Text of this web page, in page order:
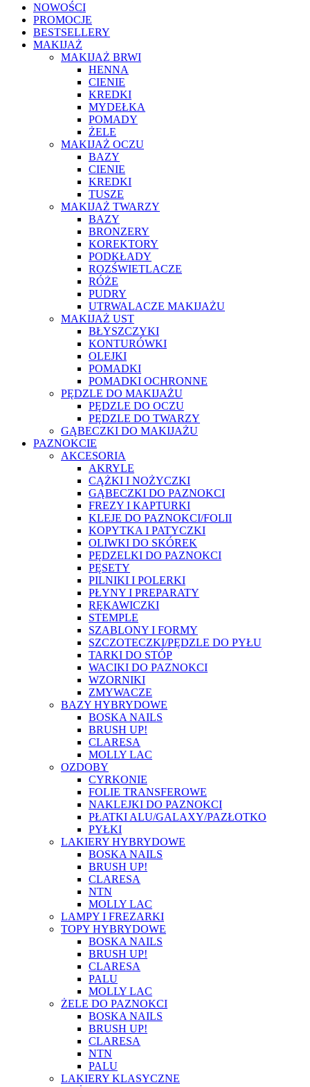
NOWOŚCI
PROMOCJE
BESTSELLERY
MAKIJAŻ
MAKIJAŻ BRWI
HENNA
CIENIE
KREDKI
MYDEŁKA
POMADY
ŻELE
MAKIJAŻ OCZU
BAZY
CIENIE
KREDKI
TUSZE
MAKIJAŻ TWARZY
BAZY
BRONZERY
KOREKTORY
PODKŁADY
ROZŚWIETLACZE
RÓŻE
PUDRY
UTRWALACZE MAKIJAŻU
MAKIJAŻ UST
BŁYSZCZYKI
KONTURÓWKI
OLEJKI
POMADKI
POMADKI OCHRONNE
PĘDZLE DO MAKIJAŻU
PĘDZLE DO OCZU
PĘDZLE DO TWARZY
GĄBECZKI DO MAKIJAŻU
PAZNOKCIE
AKCESORIA
AKRYLE
CĄŻKI I NOŻYCZKI
GĄBECZKI DO PAZNOKCI
FREZY I KAPTURKI
KLEJE DO PAZNOKCI/FOLII
KOPYTKA I PATYCZKI
OLIWKI DO SKÓREK
PĘDZELKI DO PAZNOKCI
PĘSETY
PILNIKI I POLERKI
PŁYNY I PREPARATY
RĘKAWICZKI
STEMPLE
SZABLONY I FORMY
SZCZOTECZKI/PĘDZLE DO PYŁU
TARKI DO STÓP
WACIKI DO PAZNOKCI
WZORNIKI
ZMYWACZE
BAZY HYBRYDOWE
BOSKA NAILS
BRUSH UP!
CLARESA
MOLLY LAC
OZDOBY
CYRKONIE
FOLIE TRANSFEROWE
NAKLEJKI DO PAZNOKCI
PŁATKI ALU/GALAXY/PAZŁOTKO
PYŁKI
LAKIERY HYBRYDOWE
BOSKA NAILS
BRUSH UP!
CLARESA
NTN
MOLLY LAC
LAMPY I FREZARKI
TOPY HYBRYDOWE
BOSKA NAILS
BRUSH UP!
CLARESA
PALU
MOLLY LAC
ŻELE DO PAZNOKCI
BOSKA NAILS
BRUSH UP!
CLARESA
NTN
PALU
LAKIERY KLASYCZNE